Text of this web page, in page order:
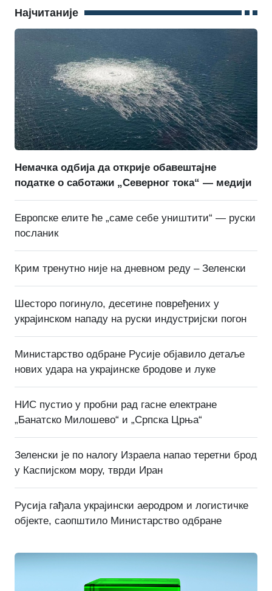
Најчитаније
Немачка одбија да открије обавештајне
податке о саботажи „Северног тока“ — медији
Европске елите ће „саме себе уништити“ — руски
посланик
Крим тренутно није на дневном реду – Зеленски
Шесторо погинуло, десетине повређених у
украјинском нападу на руски индустријски погон
Министарство одбране Русије објавило детаље
нових удара на украјинске бродове и луке
НИС пустио у пробни рад гасне електране
„Банатско Милошево“ и „Српска Црња“
Зеленски је по налогу Израела напао теретни брод
у Каспијском мору, тврди Иран
Русија гађала украјински аеродром и логистичке
објекте, саопштило Министарство одбране